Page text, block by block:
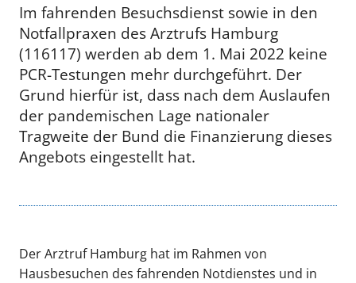
Im fahrenden Besuchsdienst sowie in den
Notfallpraxen des Arztrufs Hamburg
(116117) werden ab dem 1. Mai 2022 keine
PCR-Testungen mehr durchgeführt. Der
Grund hierfür ist, dass nach dem Auslaufen
der pandemischen Lage nationaler
Tragweite der Bund die Finanzierung dieses
Angebots eingestellt hat.
Der Arztruf Hamburg hat im Rahmen von
Hausbesuchen des fahrenden Notdienstes und in